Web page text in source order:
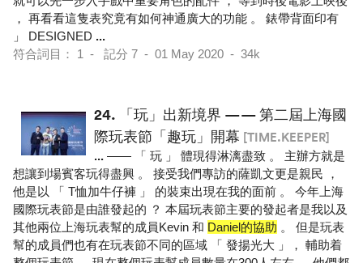
， 再看看這隻表究竟有如何神通廣大的功能 。 錶帶背面印有
」 DESIGNED ...
符合詞目： 1 - 記分 7 - 01 May 2020 - 34k
24.
「玩」出新境界 —— 第二屆上海國
際玩表節「趣玩」開幕 [TIME.KEEPER]
... —— 「 玩 」 體現得淋漓盡致 。 主辦方就是
想讓到場賓客玩得盡興 。 接受我們專訪的薩凱文更是親民 ，
他是以 「 T恤加牛仔褲 」 的裝束出現在我的面前 。 今年上海
國際玩表節是由誰發起的 ？ 本屆玩表節主要的發起者是我以及
其他兩位上海玩表幫的成員Kevin 和 Daniel的協助 。 但是玩表
幫的成員們也有在玩表節不同的區域 「 發揚光大 」， 輔助着